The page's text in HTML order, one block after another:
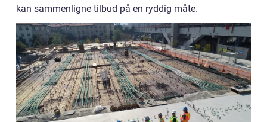
kan sammenligne tilbud på en ryddig måte.